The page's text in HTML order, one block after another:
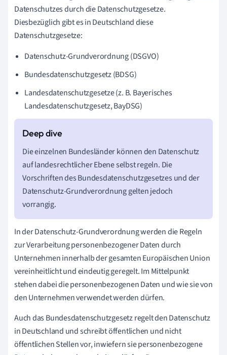
Datenschutzes durch die Datenschutzgesetze.
Diesbezüglich gibt es in Deutschland diese
Datenschutzgesetze:
Datenschutz-Grundverordnung (DSGVO)
Bundesdatenschutzgesetz (BDSG)
Landesdatenschutzgesetze (z. B. Bayerisches
Landesdatenschutzgesetz, BayDSG)
Die einzelnen Bundesländer können den Datenschutz
auf landesrechtlicher Ebene selbst regeln. Die
Vorschriften des Bundesdatenschutzgesetzes und der
Datenschutz-Grundverordnung gelten jedoch
vorrangig.
In der Datenschutz-Grundverordnung werden die Regeln
zur Verarbeitung personenbezogener Daten durch
Unternehmen innerhalb der gesamten Europäischen Union
vereinheitlicht und eindeutig geregelt. Im Mittelpunkt
stehen dabei die personenbezogenen Daten und wie sie von
den Unternehmen verwendet werden dürfen.
Auch das Bundesdatenschutzgesetz regelt den Datenschutz
in Deutschland und schreibt öffentlichen und nicht
öffentlichen Stellen vor, inwiefern sie personenbezogene